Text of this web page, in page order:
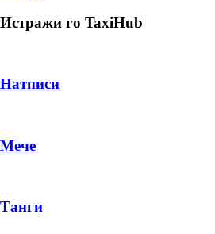
Истражи го TaxiHub
Натписи
Мече
Танги